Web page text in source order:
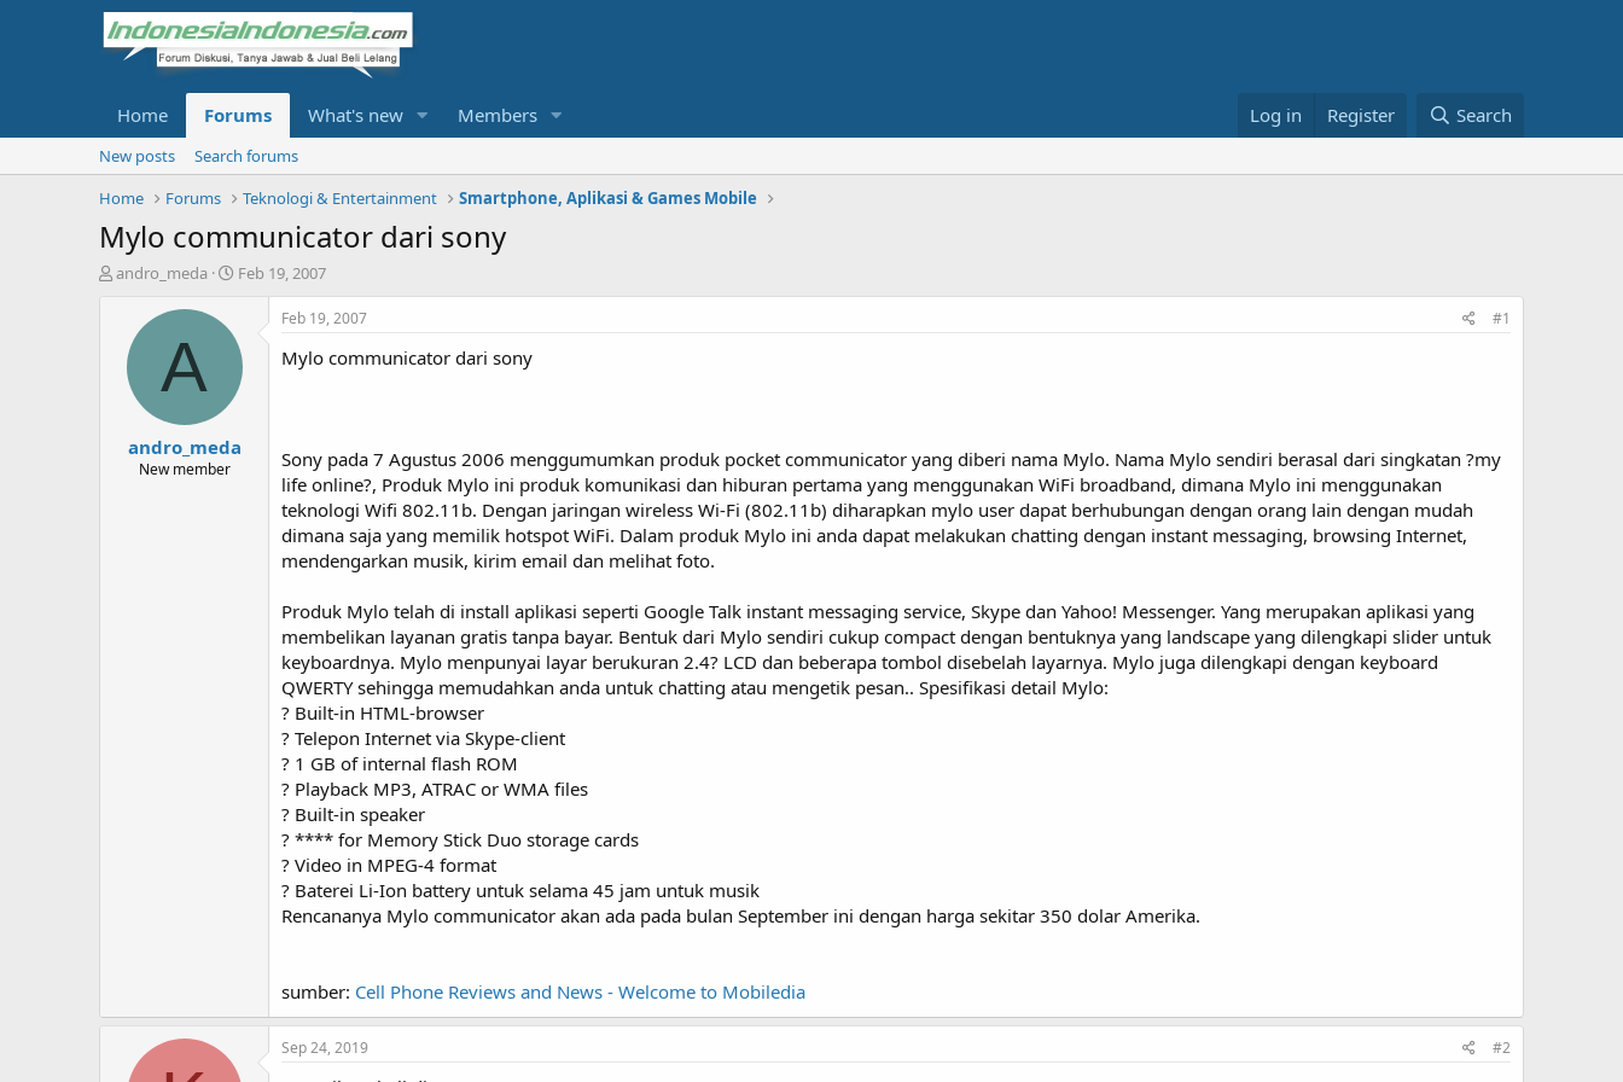
Home Forums What's new Members Log in Register Search
New posts
Search forums
Home
Forums Teknologi & Entertainment Smartphone, Aplikasi & Games Mobile
Mylo communicator dari sony
T
andro_meda
S
r
t
d
e
Feb 19, 2007
A
andro_meda
New member
Feb 19, 2007 #1
Mylo communicator dari sony
Sony pada 7 Agustus 2006 menggumumkan produk pocket communicator yang diberi nama Mylo. Nama Mylo sendiri berasal dari singkatan ?my
life online?, Produk Mylo ini produk komunikasi dan hiburan pertama yang menggunakan WiFi broadband, dimana Mylo ini menggunakan
teknologi Wifi 802.11b. Dengan jaringan wireless Wi-Fi (802.11b) diharapkan mylo user dapat berhubungan dengan orang lain dengan mudah
dimana saja yang memilik hotspot WiFi. Dalam produk Mylo ini anda dapat melakukan chatting dengan instant messaging, browsing Internet,
mendengarkan musik, kirim email dan melihat foto.
Produk Mylo telah di install aplikasi seperti Google Talk instant messaging service, Skype dan Yahoo! Messenger. Yang merupakan aplikasi yang
membelikan layanan gratis tanpa bayar. Bentuk dari Mylo sendiri cukup compact dengan bentuknya yang landscape yang dilengkapi slider untuk
keyboardnya. Mylo menpunyai layar berukuran 2.4? LCD dan beberapa tombol disebelah layarnya. Mylo juga dilengkapi dengan keyboard
QWERTY sehingga memudahkan anda untuk chatting atau mengetik pesan.. Spesifikasi detail Mylo:
? Built-in HTML-browser
? Telepon Internet via Skype-client
? 1 GB of internal flash ROM
? Playback MP3, ATRAC or WMA files
? Built-in speaker
? **** for Memory Stick Duo storage cards
? Video in MPEG-4 format
? Baterei Li-Ion battery untuk selama 45 jam untuk musik
Rencananya Mylo communicator akan ada pada bulan September ini dengan harga sekitar 350 dolar Amerika.
sumber: Cell Phone Reviews and News - Welcome to Mobiledia
Sep 24, 2019 #2